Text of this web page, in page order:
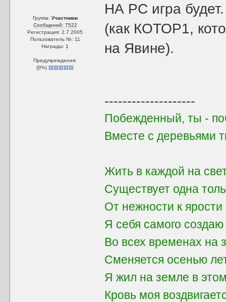
Группа: Участники
Сообщений: 7522
Регистрация: 2.7.2005
Пользователь №: 11
Награды: 1
Предупреждения:
(0%)
НА PC игра
(как КОТОР1,
на Явине).
--------------------
Побежденный, ты -
Вместе с деревьями
Жить в каждой на
Существует одна
От нежности к ярости
Я себя самого
Во всех временах на
Сменяется осенью
Я жил на земле в
Кровь моя